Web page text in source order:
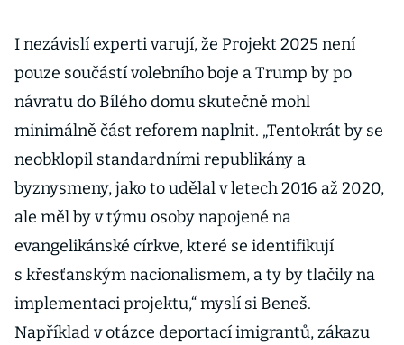
I nezávislí experti varují, že Projekt 2025 není
pouze součástí volebního boje a Trump by po
návratu do Bílého domu skutečně mohl
minimálně část reforem naplnit. „Tentokrát by se
neobklopil standardními republikány a
byznysmeny, jako to udělal v letech 2016 až 2020,
ale měl by v týmu osoby napojené na
evangelikánské církve, které se identifikují
s křesťanským nacionalismem, a ty by tlačily na
implementaci projektu,“ myslí si Beneš.
Například v otázce deportací imigrantů, zákazu